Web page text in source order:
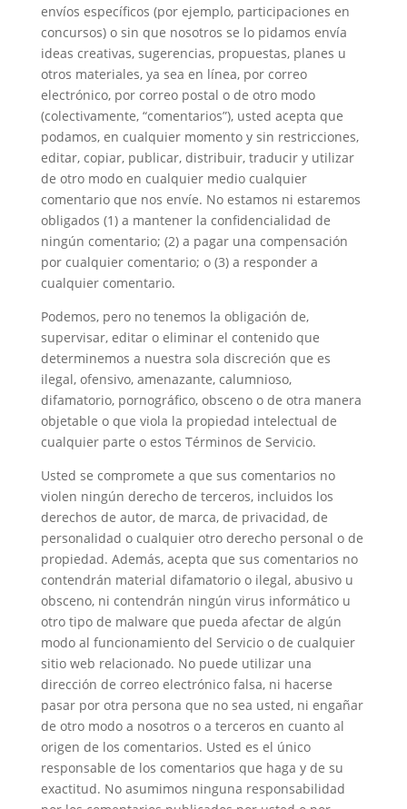
envíos específicos (por ejemplo, participaciones en
concursos) o sin que nosotros se lo pidamos envía
ideas creativas, sugerencias, propuestas, planes u
otros materiales, ya sea en línea, por correo
electrónico, por correo postal o de otro modo
(colectivamente, “comentarios”), usted acepta que
podamos, en cualquier momento y sin restricciones,
editar, copiar, publicar, distribuir, traducir y utilizar
de otro modo en cualquier medio cualquier
comentario que nos envíe. No estamos ni estaremos
obligados (1) a mantener la confidencialidad de
ningún comentario; (2) a pagar una compensación
por cualquier comentario; o (3) a responder a
cualquier comentario.
Podemos, pero no tenemos la obligación de,
supervisar, editar o eliminar el contenido que
determinemos a nuestra sola discreción que es
ilegal, ofensivo, amenazante, calumnioso,
difamatorio, pornográfico, obsceno o de otra manera
objetable o que viola la propiedad intelectual de
cualquier parte o estos Términos de Servicio.
Usted se compromete a que sus comentarios no
violen ningún derecho de terceros, incluidos los
derechos de autor, de marca, de privacidad, de
personalidad o cualquier otro derecho personal o de
propiedad. Además, acepta que sus comentarios no
contendrán material difamatorio o ilegal, abusivo u
obsceno, ni contendrán ningún virus informático u
otro tipo de malware que pueda afectar de algún
modo al funcionamiento del Servicio o de cualquier
sitio web relacionado. No puede utilizar una
dirección de correo electrónico falsa, ni hacerse
pasar por otra persona que no sea usted, ni engañar
de otro modo a nosotros o a terceros en cuanto al
origen de los comentarios. Usted es el único
responsable de los comentarios que haga y de su
exactitud. No asumimos ninguna responsabilidad